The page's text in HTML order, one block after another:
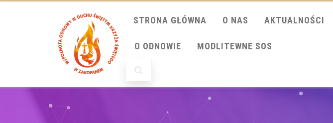
STRONA GŁÓWNA O NAS AKTUALNOŚCI
O ODNOWIE MODLITEWNE SOS